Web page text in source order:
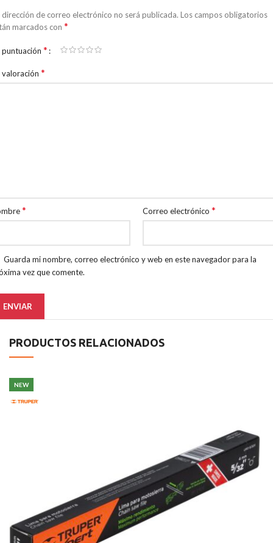
dirección de correo electrónico no será publicada. Los campos obligatorios
marcados con *
puntuación *
valoración *
* Correo electrónico *
Guarda mi nombre, correo electrónico y web en este navegador para la
vez que comente.
PRODUCTOS RELACIONADOS
NEW